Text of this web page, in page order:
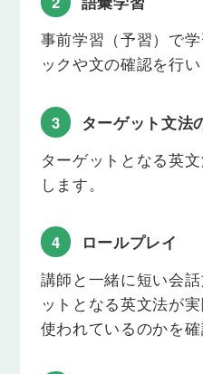
Lesson 17
howを使った一般動詞の
「どうやって英語を勉強
ることができるようになり
Lesson 18
howを使って意見をたずね
「～はどうですか」「～
るようになります。
Lesson 19
how＋副詞を使った疑問
「どのくらいの頻度で」「
に、物事の程度についてた
事前学習（予習）で
ックや文の確認を行い
3
ターゲット文法
ターゲットとなる英
します。
4
ロールプレイ
講師と一緒に短い会
ットとなる英文法が
使われているのかを確